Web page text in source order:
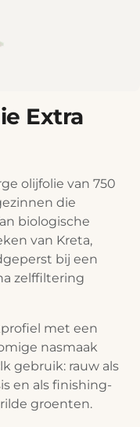
Extra
olijfolie van 750
die
biologische
van Kreta,
bij een
zelffiltering
met een
nasmaak
gebruik: rauw als
en als finishing-
groenten.